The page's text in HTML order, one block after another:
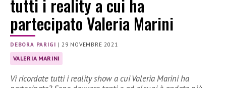
tutti i reality a cui ha
partecipato Valeria Marini
DEBORA PARIGI | 29 NOVEMBRE 2021
VALERIA MARINI
Vi ricordate tutti i reality show a cui Valeria Marini ha